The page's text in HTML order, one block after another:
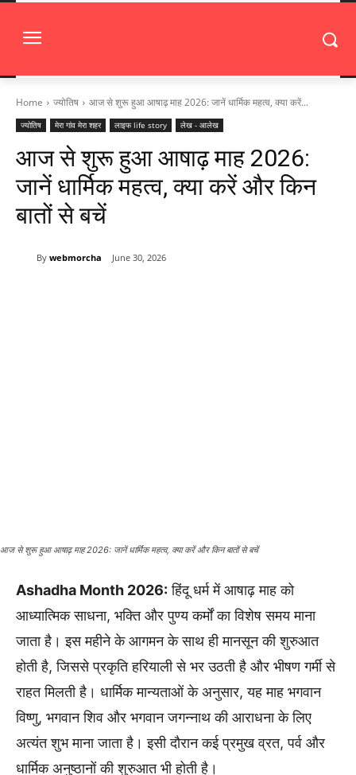
Home ज्योतिष आज से शुरू हुआ आषाढ़ माह 2026: जानें धार्मिक महत्व, क्या करें...
ज्योतिष मेरा गांव मेरा शहर लाइफ life story लेख - आलेख
आज से शुरू हुआ आषाढ़ माह 2026:
जानें धार्मिक महत्व, क्या करें और किन
बातों से बचें
By webmorcha June 30, 2026
आज से शुरू हुआ आषाढ़ माह 2026: जानें धार्मिक महत्व, क्या करें और किन बातों से बचें
Ashadha Month 2026: हिंदू धर्म में आषाढ़ माह को
आध्यात्मिक साधना, भक्ति और पुण्य कर्मों का विशेष समय माना
जाता है। इस महीने के आगमन के साथ ही मानसून की शुरुआत
होती है, जिससे प्रकृति हरियाली से भर उठती है और भीषण गर्मी से
राहत मिलती है। धार्मिक मान्यताओं के अनुसार, यह माह भगवान
विष्णु, भगवान शिव और भगवान जगन्नाथ की आराधना के लिए
अत्यंत शुभ माना जाता है। इसी दौरान कई प्रमुख व्रत, पर्व और
धार्मिक अनुष्ठानों की शुरुआत भी होती है।